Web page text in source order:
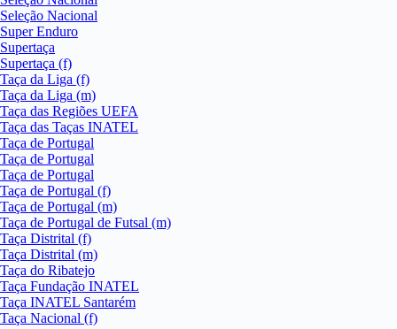
Seleção Nacional
Super Enduro
Supertaça
Supertaça (f)
Taça da Liga (f)
Taça da Liga (m)
Taça das Regiões UEFA
Taça das Taças INATEL
Taça de Portugal
Taça de Portugal
Taça de Portugal
Taça de Portugal (f)
Taça de Portugal (m)
Taça de Portugal de Futsal (m)
Taça Distrital (f)
Taça Distrital (m)
Taça do Ribatejo
Taça Fundação INATEL
Taça INATEL Santarém
Taça Nacional (f)